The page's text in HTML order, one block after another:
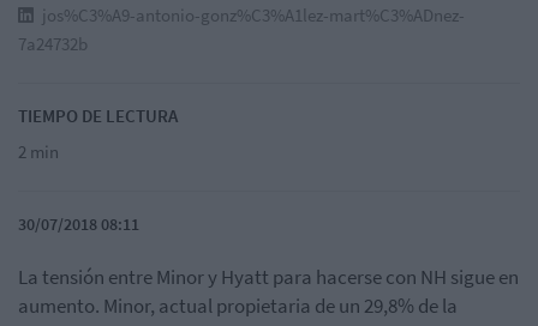
jos%C3%A9-antonio-gonz%C3%A1lez-mart%C3%ADnez-
7a24732b
TIEMPO DE LECTURA
2 min
30/07/2018 08:11
La tensión entre Minor y Hyatt para hacerse con NH sigue en
aumento. Minor, actual propietaria de un 29,8% de la